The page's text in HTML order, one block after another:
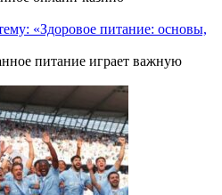
«Здоровое питание: основы,
питание играет важную